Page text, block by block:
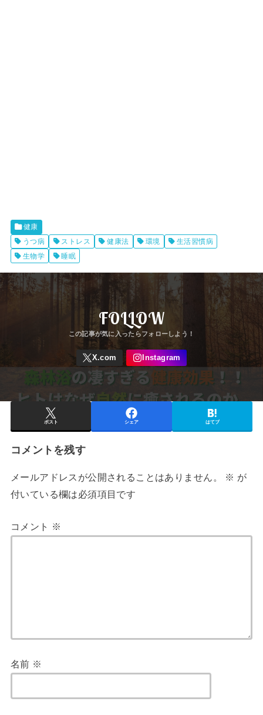
健康
うつ病
ストレス 健康法 環境
生活習慣病
生物学
睡眠
FOLLOW
ポスト シェア はてブ
コメントを残す
メールアドレスが公開されることはありません。 ※ が
付いている欄は必須項目です
コメント ※
名前 ※